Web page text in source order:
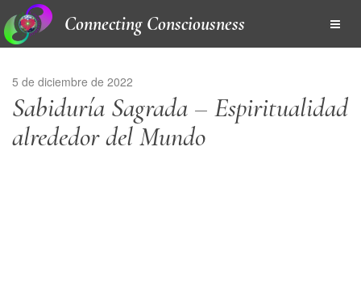
Connecting Consciousness
5 de diciembre de 2022
Sabiduría Sagrada – Espiritualidad
alrededor del Mundo